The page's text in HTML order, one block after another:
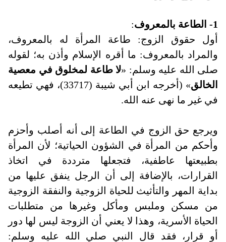
1- الطاعة بالمعروف
:
أول حقوق الزوج: طاعة المرأة له بالمعروف،
والمراد بالمعروف: ما أقره الإسلام وأذن به؛ لقوله
صلى الله عليه وسلم: «لا طاعة لمخلوق في معصية
الخالق
» (أخرجه ابن أبي شيبة (33717)، فهي تطيعه
في غير ما نهى عنه الله.
ويرجع حق الزوج في الطاعة إلى أنه أصلب وأحزم
وأحكم من المرأة في الشؤون الحياتية؛ لأن المرأة
بطبيعتها عاطفية، فتجعلها مترددة في اتخاذ
القرارات، بالإضافة إلى أن الرجل ينفق عليها من
بداية المهر والتأثيث للحياة الزوجية والنفقة الزوجية
من مسكن وملبس ومأكل وغيرها من متطلبات
الحياة الأسرية، وهذا لا يعني أن الزوجة ليس لها دور
أو قرار، فقد قال النبي صلي الله عليه وسلم: